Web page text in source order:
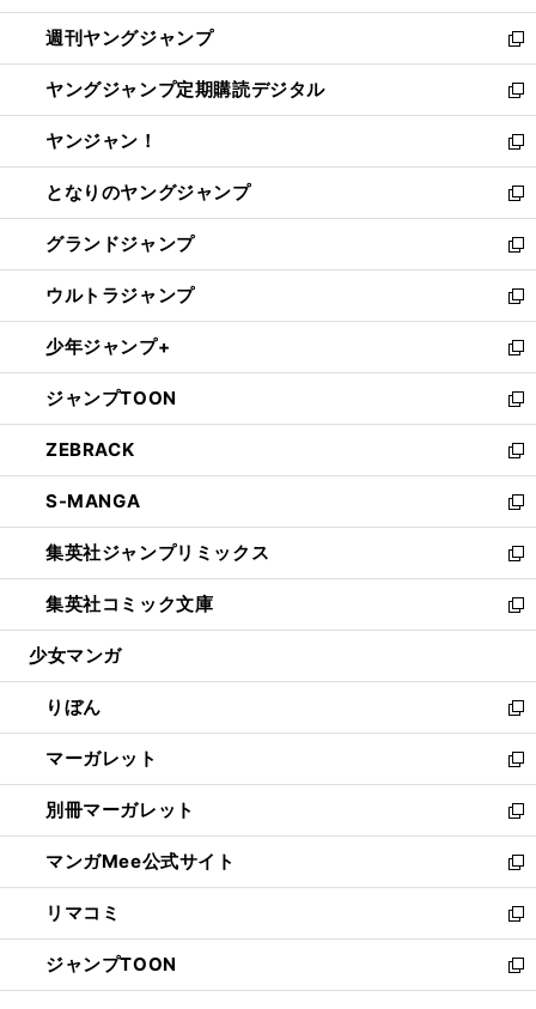
開
く
ウ
で
開
く
ン
ド
ウ
で
開
く
ウ
ィ
ン
ド
ウ
で
開
く
週刊ヤングジャンプ
新
し
い
ウ
ィ
ン
ド
ウ
で
開
く
ヤングジャンプ定期購読デジタル
新
し
い
ウ
ィ
ン
ド
ウ
で
開
く
ヤンジャン！
新
し
い
ウ
ィ
ン
ド
ウ
で
開
く
となりのヤングジャンプ
新
し
い
ウ
ィ
ン
ド
ウ
で
開
く
グランドジャンプ
新
し
い
ウ
ィ
ン
ド
ウ
で
開
く
ウルトラジャンプ
新
し
い
ウ
ィ
ン
ド
ウ
で
開
く
少年ジャンプ+
新
し
い
ウ
ィ
ン
ド
ウ
で
開
く
ジャンプTOON
新
し
い
ウ
ィ
ン
ド
ウ
で
開
ZEBRACK
新
し
い
ウ
ィ
ン
ド
ウ
開
く
S-MANGA
新
し
い
ウ
ィ
ン
ウ
で
開
く
集英社ジャンプリミックス
新
し
い
ウ
ン
ド
ウ
で
開
く
集英社コミック文庫
新
し
ウ
ィ
ン
ド
ウ
で
開
く
少女マンガ
りぼん
新
し
い
ウ
ィ
ン
ド
ウ
で
開
く
マーガレット
新
し
い
ウ
ィ
ン
ド
ウ
で
開
別冊マーガレット
新
し
い
ウ
ィ
ン
ド
ウ
マンガMee公式サイト
新
し
い
ウ
ィ
ン
リマコミ
新
し
い
ウ
ジャンプTOON
新
し